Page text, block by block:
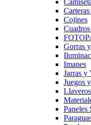
Cojines
Gorras
Imanes
Jarras y
Juegos
Llaveros
Paneles